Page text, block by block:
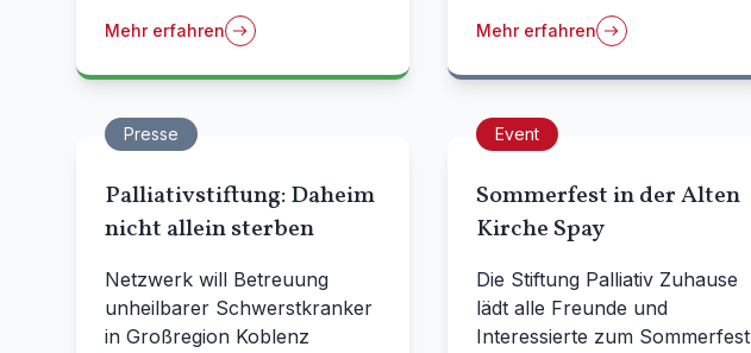
Mehr erfahren Mehr erfahren
Presse
Palliativstiftung: Daheim
nicht allein sterben
Netzwerk will Betreuung
unheilbarer Schwerstkranker
in Großregion Koblenz
Event
Sommerfest in der Alten
Kirche Spay
Die Stiftung Palliativ Zuhause
lädt alle Freunde und
Interessierte zum Sommerfest